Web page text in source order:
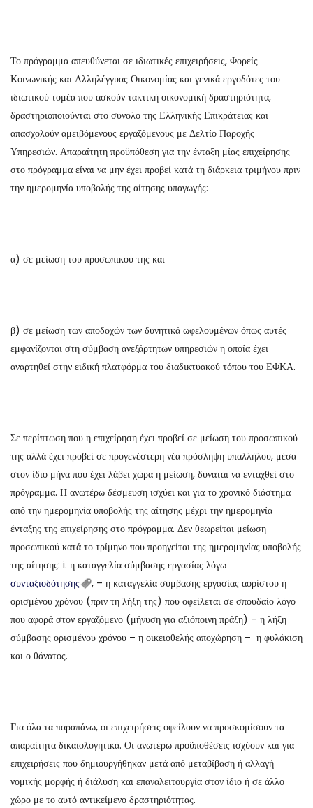
Το πρόγραμμα απευθύνεται σε ιδιωτικές επιχειρήσεις, Φορείς
Κοινωνικής και Αλληλέγγυας Οικονομίας και γενικά εργοδότες του
ιδιωτικού τομέα που ασκούν τακτική οικονομική δραστηριότητα,
δραστηριοποιούνται στο σύνολο της Ελληνικής Επικράτειας και
απασχολούν αμειβόμενους εργαζόμενους με Δελτίο Παροχής
Υπηρεσιών. Απαραίτητη προϋπόθεση για την ένταξη μίας επιχείρησης
στο πρόγραμμα είναι να μην έχει προβεί κατά τη διάρκεια τριμήνου πριν
την ημερομηνία υποβολής της αίτησης υπαγωγής:
α) σε μείωση του προσωπικού της και
β) σε μείωση των αποδοχών των δυνητικά ωφελουμένων όπως αυτές
εμφανίζονται στη σύμβαση ανεξάρτητων υπηρεσιών η οποία έχει
αναρτηθεί στην ειδική πλατφόρμα του διαδικτυακού τόπου του ΕΦΚΑ.
Σε περίπτωση που η επιχείρηση έχει προβεί σε μείωση του προσωπικού
της αλλά έχει προβεί σε προγενέστερη νέα πρόσληψη υπαλλήλου, μέσα
στον ίδιο μήνα που έχει λάβει χώρα η μείωση, δύναται να ενταχθεί στο
πρόγραμμα. Η ανωτέρω δέσμευση ισχύει και για το χρονικό διάστημα
από την ημερομηνία υποβολής της αίτησης μέχρι την ημερομηνία
ένταξης της επιχείρησης στο πρόγραμμα. Δεν θεωρείται μείωση
προσωπικού κατά το τρίμηνο που προηγείται της ημερομηνίας υποβολής
της αίτησης: i. η καταγγελία σύμβασης εργασίας λόγω
συνταξιοδότησης
, – η καταγγελία σύμβασης εργασίας αορίστου ή
ορισμένου χρόνου (πριν τη λήξη της) που οφείλεται σε σπουδαίο λόγο
που αφορά στον εργαζόμενο (μήνυση για αξιόποινη πράξη) – η λήξη
σύμβασης ορισμένου χρόνου – η οικειοθελής αποχώρηση – η φυλάκιση
και ο θάνατος.
Για όλα τα παραπάνω, οι επιχειρήσεις οφείλουν να προσκομίσουν τα
απαραίτητα δικαιολογητικά. Οι ανωτέρω προϋποθέσεις ισχύουν και για
επιχειρήσεις που δημιουργήθηκαν μετά από μεταβίβαση ή αλλαγή
νομικής μορφής ή διάλυση και επαναλειτουργία στον ίδιο ή σε άλλο
χώρο με το αυτό αντικείμενο δραστηριότητας.